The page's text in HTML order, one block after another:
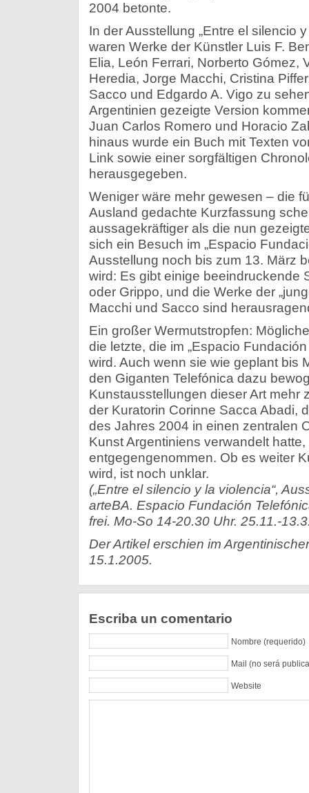
2004 betonte.
In der Ausstellung „Entre el silencio
waren Werke der Künstler Luis F.
Elia, León Ferrari, Norberto Gómez,
Heredia, Jorge Macchi, Cristina
Sacco und Edgardo A. Vigo zu
Argentinien gezeigte Version
Juan Carlos Romero und Horacio
hinaus wurde ein Buch mit Texten
Link sowie einer sorgfältigen
herausgegeben.
Weniger wäre mehr gewesen – die
Ausland gedachte Kurzfassung
aussagekräftiger als die nun
sich ein Besuch im „Espacio
Ausstellung noch bis zum 13. März
wird: Es gibt einige beeindruckende
oder Grippo, und die Werke der
Macchi und Sacco sind
Ein großer Wermutstropfen:
die letzte, die im „Espacio
wird. Auch wenn sie wie geplant bis
den Giganten Telefónica dazu
Kunstausstellungen dieser Art mehr
der Kuratorin Corinne Sacca Abadi,
des Jahres 2004 in einen zentralen
Kunst Argentiniens verwandelt hatte,
entgegengenommen. Ob es weiter
wird, ist noch unklar.
(„Entre el silencio y la violencia“,
arteBA. Espacio Fundación
frei. Mo-So 14-20.30 Uhr. 25.11.-
Der Artikel erschien im
15.1.2005.
Escriba un comentario
Nombre (requerido)
Mail (no será
Website